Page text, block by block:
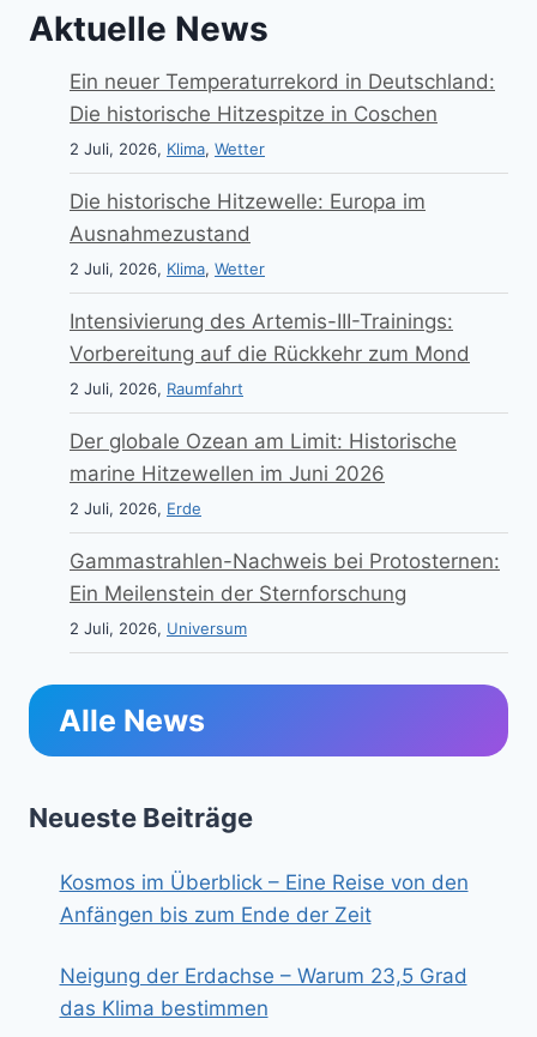
Aktuelle News
Ein neuer Temperaturrekord in Deutschland:
Die historische Hitzespitze in Coschen
2 Juli, 2026, Klima, Wetter
Die historische Hitzewelle: Europa im
Ausnahmezustand
2 Juli, 2026, Klima, Wetter
Intensivierung des Artemis-III-Trainings:
Vorbereitung auf die Rückkehr zum Mond
2 Juli, 2026, Raumfahrt
Der globale Ozean am Limit: Historische
marine Hitzewellen im Juni 2026
2 Juli, 2026, Erde
Gammastrahlen-Nachweis bei Protosternen:
Ein Meilenstein der Sternforschung
2 Juli, 2026, Universum
Alle News
Neueste Beiträge
Kosmos im Überblick – Eine Reise von den
Anfängen bis zum Ende der Zeit
Neigung der Erdachse – Warum 23,5 Grad
das Klima bestimmen